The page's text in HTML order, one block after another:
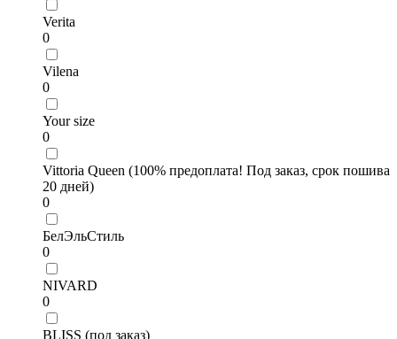
Verita
0
Vilena
0
Your size
0
Vittoria Queen (100% предоплата! Под заказ, срок пошива
20 дней)
0
БелЭльСтиль
0
NIVARD
0
BLISS (под заказ)